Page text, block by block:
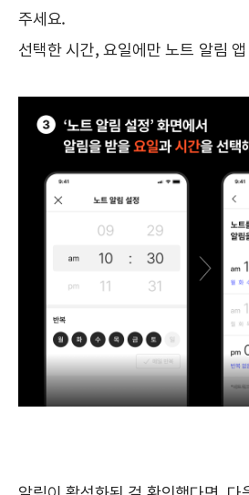
주세요.
선택한 시간, 요일에만 노트 알림